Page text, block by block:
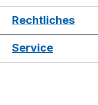
Rechtliches
Service